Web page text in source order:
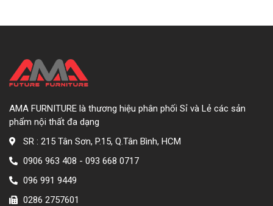
AMA FURNITURE là thương hiệu phân phối Sỉ và Lẻ các sản
phẩm nội thất đa dạng
SR : 215 Tân Sơn, P.15, Q.Tân Bình, HCM
0906 963 408 - 093 668 0717
096 991 9449
0286 2757601